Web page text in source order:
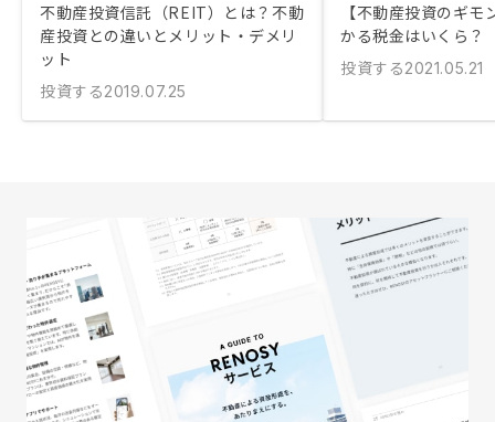
不動産投資信託（REIT）とは？不動
産投資との違いとメリット・デメリ
ット
投資する2019.07.25
【不動産投資のギ
かる税金はいくら？
投資する2021.05.21